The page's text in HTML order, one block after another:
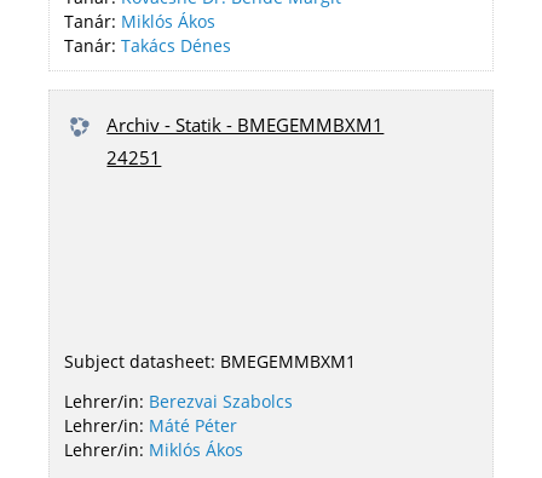
Tanár: Miklós Ákos
Tanár:Takács Dénes
Archiv - Statik - BMEGEMMBXM1
24251
Subject datasheet: BMEGEMMBXM1
Lehrer/in: Berezvai Szabolcs
Lehrer/in: Máté Péter
Lehrer/in: Miklós Ákos